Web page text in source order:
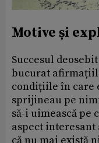
Motive și
Succesul
bucurat
condițiile în care
sprijineau pe
să-i uimească pe
aspect